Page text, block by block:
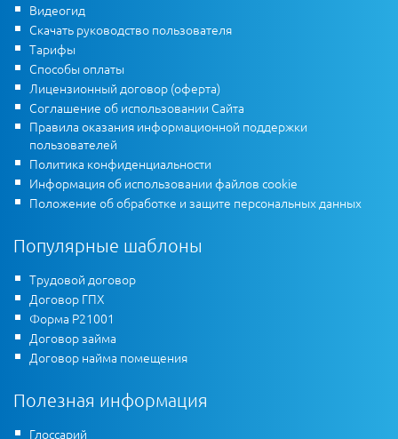
Видеогид
Скачать руководство пользователя
Тарифы
Способы оплаты
Лицензионный договор (оферта)
Соглашение об использовании Сайта
Правила оказания информационной поддержки
пользователей
Политика конфиденциальности
Информация об использовании файлов cookie
Положение об обработке и защите персональных данных
Популярные шаблоны
Трудовой договор
Договор ГПХ
Форма Р21001
Договор займа
Договор найма помещения
Полезная информация
Глоссарий